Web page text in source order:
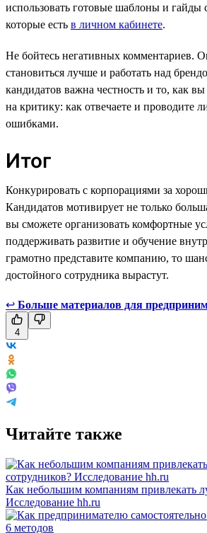
использовать готовые шаблоны и гайды
которые есть в личном кабинете.
Не бойтесь негативных комментариев.
становиться лучше и работать над
кандидатов важна честность и то, как вы
на критику: как отвечаете и проводите
ошибками.
Итог
Конкурировать с корпорациями за
Кандидатов мотивирует не только
вы сможете организовать комфортные
поддерживать развитие и обучение
грамотно представите компанию, то
достойного сотрудника вырастут.
↩ Больше материалов для
4
Читайте также
Как небольшим компаниям привлекать
Исследование hh.ru